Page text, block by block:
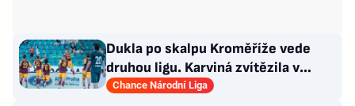
Dukla po skalpu Kroměříže vede
druhou ligu. Karviná zvítězila v
Prostějově, remíza Ústí
Chance Národní Liga